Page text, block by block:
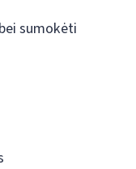
sumokėti